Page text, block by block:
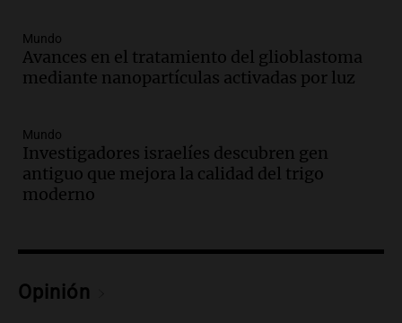
Episodios
Audio.Borges, abogada de Pourrain:
Una mañana para todos
Episodios
Audio.Voluntarios limpiaron 9.000
metros del río Suquía y retiraron hasta
Audio.
Mundo
Avances en el tratamiento del glioblastoma
mediante nanopartículas activadas por luz
Mundo
Investigadores israelíes descubren gen
antiguo que mejora la calidad del trigo
moderno
Opinión